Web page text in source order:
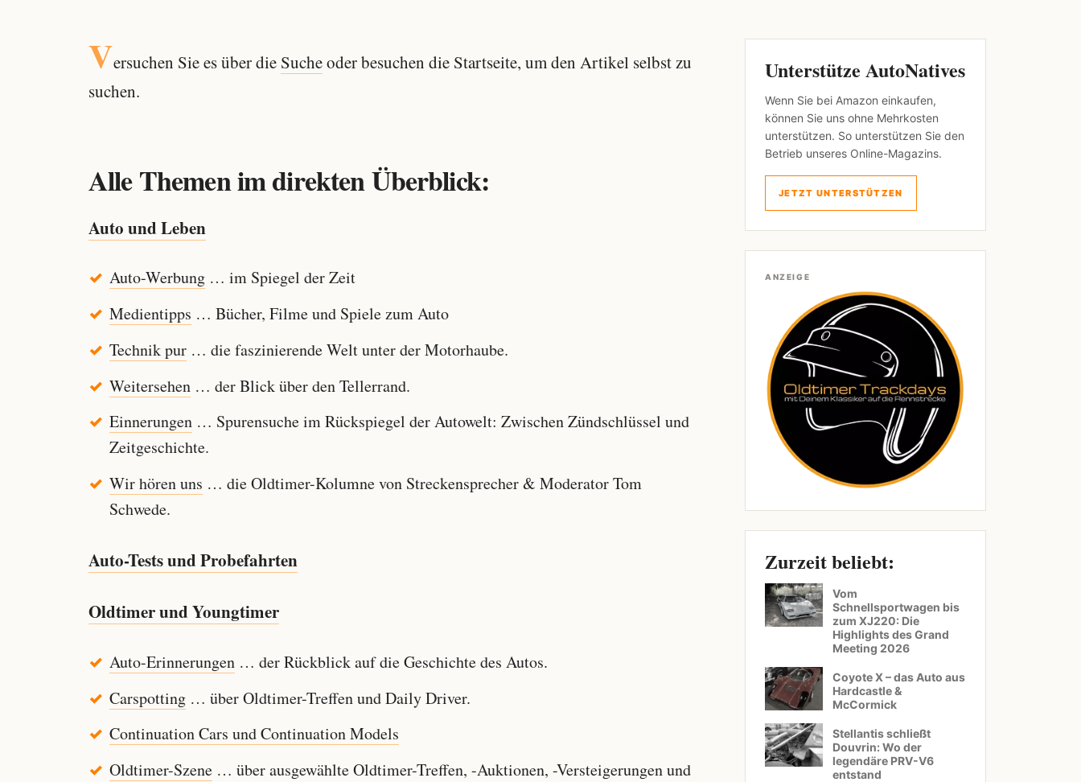
Versuchen Sie es über die Sucheoder besuchen die Startseite, um den Artikel selbst zu
suchen.
Alle Themen im direkten Überblick:
Auto und Leben
Auto-Werbung… im Spiegel der Zeit
Medientipps … Bücher, Filme und Spiele zum Auto
Technik pur… die faszinierende Welt unter der Motorhaube.
Weitersehen… der Blick über den Tellerrand.
Einnerungen… Spurensuche im Rückspiegel der Autowelt: Zwischen Zündschlüssel und
Zeitgeschichte.
Wir hören uns … die Oldtimer-Kolumne von Streckensprecher & Moderator Tom
Schwede.
Auto-Tests und Probefahrten
Oldtimer und Youngtimer
Auto-Erinnerungen… der Rückblick auf die Geschichte des Autos.
Carspotting… über Oldtimer-Treffen und Daily Driver.
Continuation Cars und Continuation Models
Oldtimer-Szene… über ausgewählte Oldtimer-Treffen, -Auktionen, -Versteigerungen und
Unterstütze AutoNatives
Wenn Sie bei Amazon einkaufen,
können Sie uns ohne Mehrkosten
unterstützen. So unterstützen Sie den
Betrieb unseres Online-Magazins.
JETZT UNTERSTÜTZEN
ANZEIGE
Zurzeit beliebt:
Vom
Schnellsportwagen bis
zum XJ220: Die
Highlights des Grand
Meeting 2026
Coyote X – das Auto aus
Hardcastle &
McCormick
Stellantis schließt
Douvrin: Wo der
legendäre PRV-V6
entstand